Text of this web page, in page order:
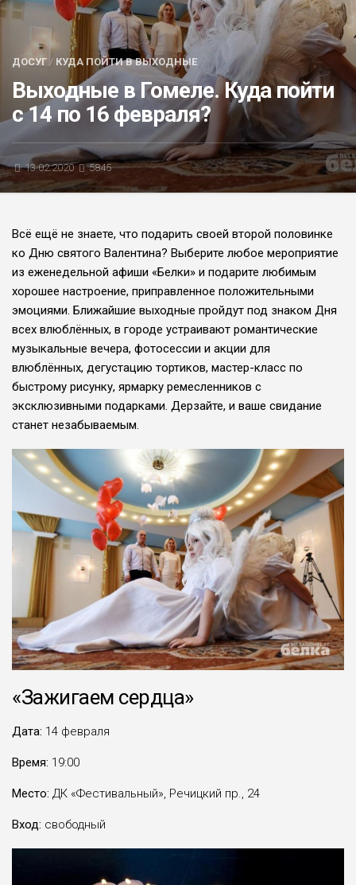
БЛИЦ-ОПРОС
АФИША
ДОСУГ / КУДА ПОЙТИ В ВЫХОДНЫЕ
Выходные в Гомеле. Куда пойти
с 14 по 16 февраля?
13.02.2020 5845
Всё ещё не знаете, что подарить своей второй половинке
ко Дню святого Валентина? Выберите любое мероприятие
из еженедельной афиши «Белки» и подарите любимым
хорошее настроение, приправленное положительными
эмоциями. Ближайшие выходные пройдут под знаком Дня
всех влюблённых, в городе устраивают романтические
музыкальные вечера, фотосессии и акции для
влюблённых, дегустацию тортиков, мастер-класс по
быстрому рисунку, ярмарку ремесленников с
эксклюзивными подарками. Дерзайте, и ваше свидание
станет незабываемым.
«Зажигаем сердца»
Дата: 14 февраля
Время: 19:00
Место: ДК «Фестивальный», Речицкий пр., 24
Вход: свободный